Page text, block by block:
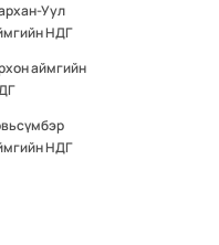
Уул
НДГ
аймгийн
НДГ